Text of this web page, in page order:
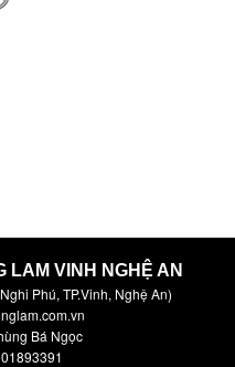
LAM VINH NGHỆ AN
Phú, TP.Vinh, Nghệ An)
Bá Ngọc